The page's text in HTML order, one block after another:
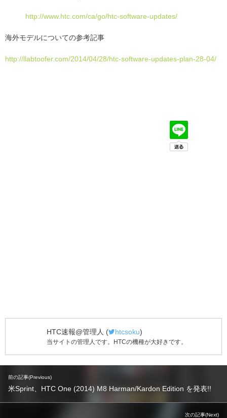
http://www.htc.com/ca/go/htc-software-updates/
海外モデルについての参考記事
http://llabtoofer.com/2014/04/28/htc-software-updates-plan-28-04/
HTC速報@管理人 ( htcsoku)
当サイトの管理人です。HTCの機種が大好きです。
前の記事(Previous)
米Sprint、HTC One (2014) M8 Harman/Kardon Edition を発表!!
次の記事(Next)